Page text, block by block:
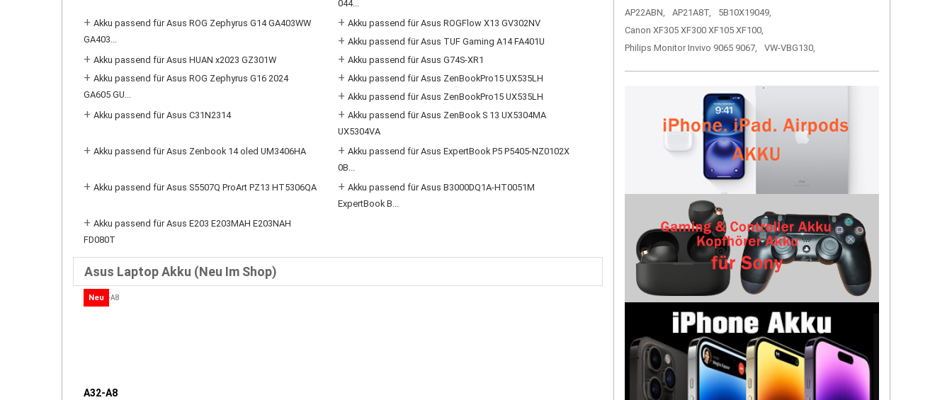
044...
+ Akku passend für Asus ROG Zephyrus G14 GA403WW
GA403...
+Akku passend für Asus ROGFlow X13 GV302NV
+Akku passend für Asus TUF Gaming A14 FA401U
+ Akku passend für Asus HUAN x2023 GZ301W +Akku passend für Asus G74S-XR1
+ Akku passend für Asus ROG Zephyrus G16 2024
GA605 GU...
+Akku passend für Asus ZenBookPro15 UX535LH
+Akku passend für Asus ZenBookPro15 UX535LH
+ Akku passend für Asus C31N2314 +Akku passend für Asus ZenBook S 13 UX5304MA
UX5304VA
+ Akku passend für Asus Zenbook 14 oled UM3406HA +Akku passend für Asus ExpertBook P5 P5405-NZ0102X
0B...
+ Akku passend für Asus S5507Q ProArt PZ13 HT5306QA +Akku passend für Asus B3000DQ1A-HT0051M
ExpertBook B...
+ Akku passend für Asus E203 E203MAH E203NAH
FD080T
Asus Laptop Akku (Neu Im Shop)
Neu
A32-A8
AP22ABN,
AP21A8T,
5B10X19049,
Canon XF305 XF300 XF105 XF100,
Philips Monitor Invivo 9065 9067,
VW-VBG130,